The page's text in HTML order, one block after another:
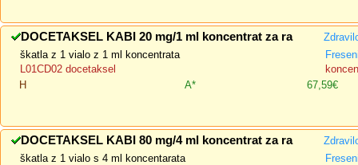
DOCETAKSEL KABI 20 mg/1 ml koncentrat za ra
škatla z 1 vialo z 1 ml koncentrata
L01CD02 docetaksel
H
A* 67,59€
DOCETAKSEL KABI 80 mg/4 ml koncentrat za ra
škatla z 1 vialo s 4 ml koncentarata